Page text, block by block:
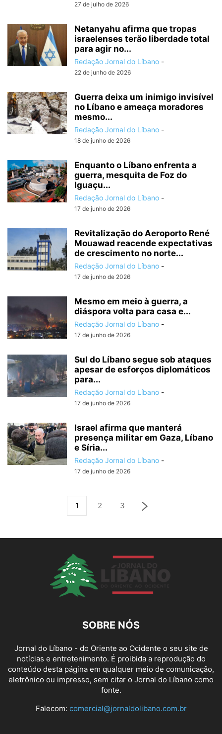
27 de julho de 2026
Netanyahu afirma que tropas
israelenses terão liberdade total
para agir no...
Redação Jornal do Líbano -
22 de junho de 2026
Guerra deixa um inimigo invisível
no Líbano e ameaça moradores
mesmo...
Redação Jornal do Líbano -
18 de junho de 2026
Enquanto o Líbano enfrenta a
guerra, mesquita de Foz do
Iguaçu...
Redação Jornal do Líbano -
17 de junho de 2026
Revitalização do Aeroporto René
Mouawad reacende expectativas
de crescimento no norte...
Redação Jornal do Líbano -
17 de junho de 2026
Mesmo em meio à guerra, a
diáspora volta para casa e...
Redação Jornal do Líbano -
17 de junho de 2026
Sul do Líbano segue sob ataques
apesar de esforços diplomáticos
para...
Redação Jornal do Líbano -
17 de junho de 2026
Israel afirma que manterá
presença militar em Gaza, Líbano
e Síria...
Redação Jornal do Líbano -
17 de junho de 2026
1 2 3
SOBRE NÓS
Jornal do Líbano - do Oriente ao Ocidente o seu site de
notícias e entretenimento. É proibida a reprodução do
conteúdo desta página em qualquer meio de comunicação,
eletrônico ou impresso, sem citar o Jornal do Líbano como
fonte.
Falecom: comercial@jornaldolibano.com.br